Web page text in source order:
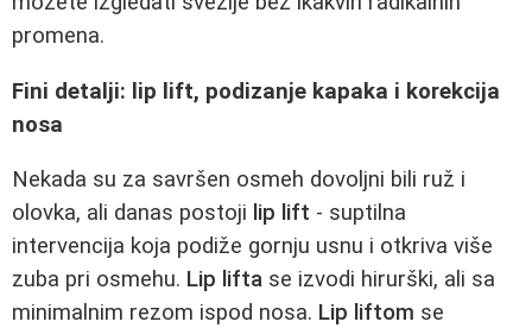
promena.
Fini detalji: lip lift, podizanje kapaka i korekcija
nosa
Nekada su za savršen osmeh dovoljni bili ruž i
olovka, ali danas postoji lip lift - suptilna
intervencija koja podiže gornju usnu i otkriva više
zuba pri osmehu. Lip lifta se izvodi hirurški, ali sa
minimalnim rezom ispod nosa. Lip liftom se